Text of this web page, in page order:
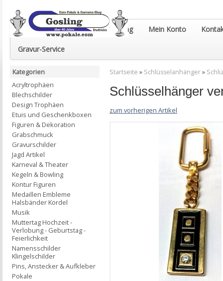
Euro-Pokale & Gravur-Shop Gosling Mein Konto
Gravur-Service
Startseite » Schlüsselanhänger»
Schlüsselhänger
zum vorherigen Artikel
Kategorien
Acryltrophäen
Blechschilder
Design Trophäen
Etuis und Geschenkboxen
Figuren & Dekoration
Grabschmuck
Gravurschilder
Jagd Artikel
Karneval & Theater
Kegeln & Bowling
Kontur Figuren
Medaillen Embleme
Halsbänder Kordel
Musik
Muttertag Hochzeit -
Verlobung - Geburtstag -
Feierlichkeit
Namensschilder
Klingelschilder
Pins, Anstecker & Aufkleber
Pokale